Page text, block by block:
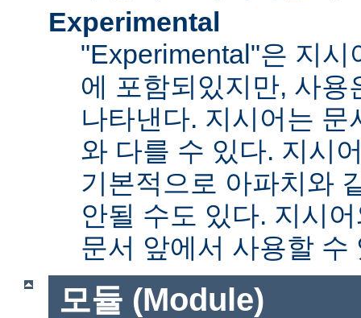
Experimental
"Experimental"은 지시
에 포함되있지만, 사용
나타낸다. 지시어는
와 다를 수 있다. 지시
기본적으로 아파치와
안될 수도 있다. 지시
문서 앞에서 사용할 수
모듈 (Module)